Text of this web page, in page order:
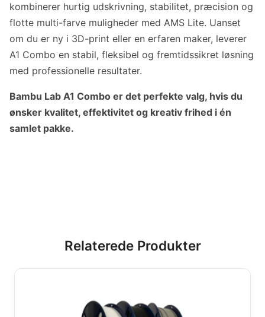
kombinerer hurtig udskrivning, stabilitet, præcision og
flotte multi-farve muligheder med AMS Lite. Uanset
om du er ny i 3D-print eller en erfaren maker, leverer
A1 Combo en stabil, fleksibel og fremtidssikret løsning
med professionelle resultater.
Bambu Lab A1 Combo er det perfekte valg, hvis du
ønsker kvalitet, effektivitet og kreativ frihed i én
samlet pakke.
Relaterede Produkter